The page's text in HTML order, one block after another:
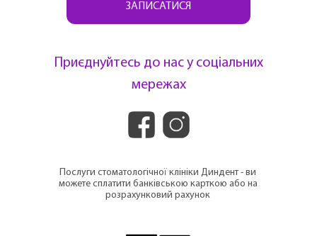
Приєднуйтесь до нас у соціальних
мережах
Послуги стоматологічної клініки Диндент - ви
можете сплатити банківською карткою або на
розрахунковий рахунок
ЗАПИСАТИСЯ